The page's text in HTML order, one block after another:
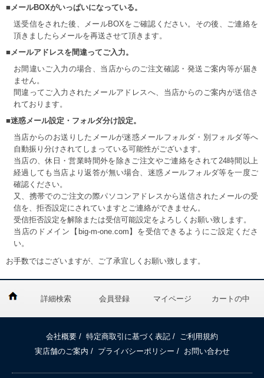
■メールBOXがいっぱいになっている。
送受信をされた後、メールBOXをご確認ください。その後、ご連絡を
頂きましたらメールを再送させて頂きます。
■メールアドレスを間違ってご入力。
お間違いご入力の場合、当店からのご注文確認・発送ご案内等が届き
ません。
間違ってご入力されたメールアドレスへ、当店からのご案内が送信さ
れております。
■迷惑メール設定・フォルダ分け設定。
当店からのお送りしたメールが迷惑メールフォルダ・別フォルダ等へ
自動振り分けされてしまっている可能性がございます。
当店の、休日・営業時間外を除きご注文やご連絡をされて24時間以上
経過しても当店より返答が無い場合、迷惑メールフォルダ等を一度ご
確認ください。
又、携帯でのご注文の際パソコンアドレスから送信されたメールの受
信を、拒否設定にされていますとご連絡ができません。
受信拒否設定を解除または受信可能設定をよろしくお願い致します。
当店のドメイン【big-m-one.com】を受信できるようにご設定くださ
い。
お手数ではございますが、ご了承宜しくお願い致します。
詳細検索 会員登録 マイページ カートの中
会社概要 / 特定商取引に基づく表記 /
ご利用規約
実店舗のご案内 / プライバシーポリシー / お問い合わせ